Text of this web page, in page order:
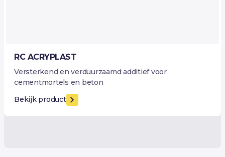
RC ACRYPLAST
Versterkend en verduurzaamd additief voor
cementmortels en beton
Bekijk product